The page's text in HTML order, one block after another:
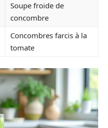
Soupe froide de
concombre
Concombres farcis à la
tomate